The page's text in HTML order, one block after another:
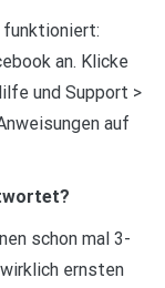
funktioniert:
an. Klicke
und Support >
auf
schon mal 3-
ernsten